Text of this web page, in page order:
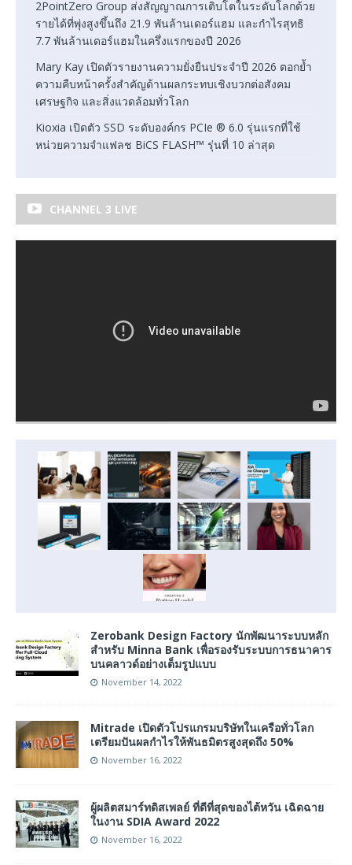
2PointZero Group ส่งสัญญาณการเติบโตในระดับโลกด้วย
รายได้ที่พุ่งสูงขึ้นถึง 21.9 พันล้านเดอร์แฮม และกำไรสุทธิ
7.7 พันล้านเดอร์แฮมในครึ่งแรกของปี 2026
Mary Kay เปิดตัวรายงานความยั่งยืนประจำปี 2026 ตอกย้ำ
ความคืบหน้าครั้งสำคัญด้านผลกระทบเชิงบวกต่อสังคม
เศรษฐกิจ และสิ่งแวดล้อมทั่วโลก
Kioxia เปิดตัว SSD ระดับองค์กร PCIe ® 6.0 รุ่นแรกที่ใช้
หน่วยความจำแฟลช BiCS FLASH™ รุ่นที่ 10 ล่าสุด
CHANNEL 3 LIVE
Zerobank Design Factory นักพัฒนาระบบหลัก
สำหรับ Minna Bank เพื่อรองรับระบบการธนาคาร
บนคลาวด์อย่างเต็มรูปแบบ
November 14, 2022
Mitrade เปิดตัวโปรแกรมบริษัทในเครือทั่วโลก
เตรียมปันผลกำไรให้พันธมิตรสูงสุดถึง 50%
November 16, 2022
ผู้ผลิตสมาร์ทดิสเพลย์ ที่ดีที่สุดของไต้หวัน เฉิดฉาย
ในงาน SDIA Award 2022
November 16, 2022